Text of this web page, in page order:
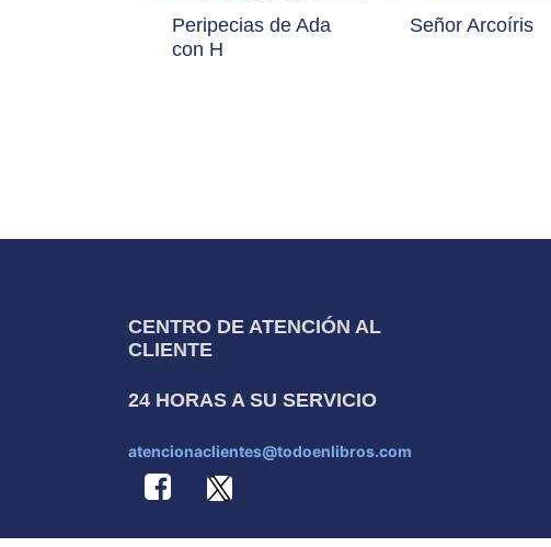
Peripecias de Ada
con H
Señor Arcoíris
CENTRO DE ATENCIÓN AL
CLIENTE
24 HORAS A SU SERVICIO
atencionaclientes@todoenlibros.com